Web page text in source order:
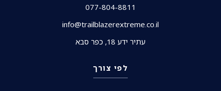
077-804-8811
info@trailblazerextreme.co.il
עתיר ידע 18, כפר סבא
לפי צורך